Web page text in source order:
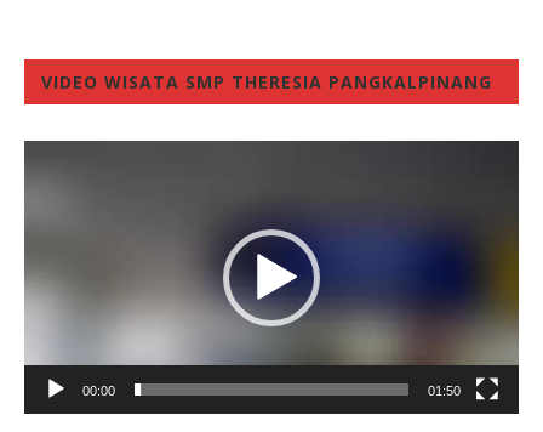
VIDEO WISATA SMP THERESIA PANGKALPINANG
00:00 01:50